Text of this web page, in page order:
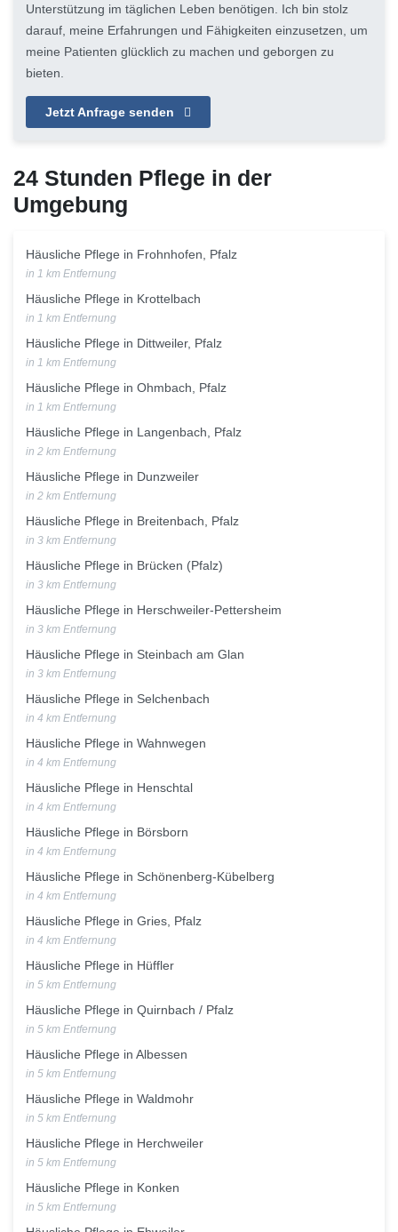
Unterstützung im täglichen Leben benötigen. Ich bin stolz
darauf, meine Erfahrungen und Fähigkeiten einzusetzen, um
meine Patienten glücklich zu machen und geborgen zu
bieten.
Jetzt Anfrage senden
24 Stunden Pflege in der
Umgebung
Häusliche Pflege in Frohnhofen, Pfalz
in 1 km Entfernung
Häusliche Pflege in Krottelbach
in 1 km Entfernung
Häusliche Pflege in Dittweiler, Pfalz
in 1 km Entfernung
Häusliche Pflege in Ohmbach, Pfalz
in 1 km Entfernung
Häusliche Pflege in Langenbach, Pfalz
in 2 km Entfernung
Häusliche Pflege in Dunzweiler
in 2 km Entfernung
Häusliche Pflege in Breitenbach, Pfalz
in 3 km Entfernung
Häusliche Pflege in Brücken (Pfalz)
in 3 km Entfernung
Häusliche Pflege in Herschweiler-Pettersheim
in 3 km Entfernung
Häusliche Pflege in Steinbach am Glan
in 3 km Entfernung
Häusliche Pflege in Selchenbach
in 4 km Entfernung
Häusliche Pflege in Wahnwegen
in 4 km Entfernung
Häusliche Pflege in Henschtal
in 4 km Entfernung
Häusliche Pflege in Börsborn
in 4 km Entfernung
Häusliche Pflege in Schönenberg-Kübelberg
in 4 km Entfernung
Häusliche Pflege in Gries, Pfalz
in 4 km Entfernung
Häusliche Pflege in Hüffler
in 5 km Entfernung
Häusliche Pflege in Quirnbach / Pfalz
in 5 km Entfernung
Häusliche Pflege in Albessen
in 5 km Entfernung
Häusliche Pflege in Waldmohr
in 5 km Entfernung
Häusliche Pflege in Herchweiler
in 5 km Entfernung
Häusliche Pflege in Konken
in 5 km Entfernung